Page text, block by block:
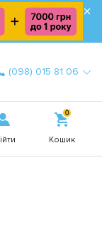
×
(098) 015 81 06
0
Кошик